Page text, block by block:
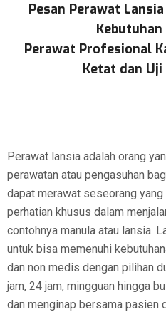
Pesan Perawat
Perawat Profesional
Ketat dan Uji
Perawat lansia adalah orang
perawatan atau pengasuhan
dapat merawat seseorang yang
perhatian khusus dalam
contohnya manula atau lansia.
untuk bisa memenuhi
dan non medis dengan pilihan
jam, 24 jam, mingguan hingga
dan menginap bersama pasien